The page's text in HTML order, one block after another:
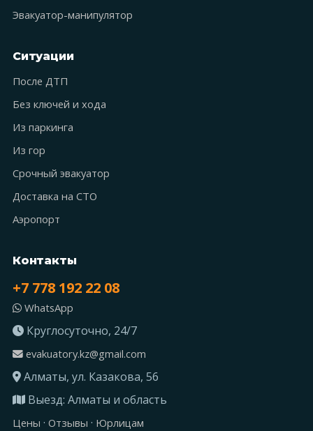
Эвакуатор-манипулятор
Ситуации
После ДТП
Без ключей и хода
Из паркинга
Из гор
Срочный эвакуатор
Доставка на СТО
Аэропорт
Контакты
+7 778 192 22 08
WhatsApp
Круглосуточно, 24/7
evakuatory.kz@gmail.com
Алматы, ул. Казакова, 56
Выезд: Алматы и область
Цены · Отзывы · Юрлицам